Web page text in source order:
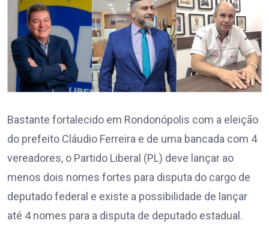
Bastante fortalecido em Rondonópolis com a eleição
do prefeito Cláudio Ferreira e de uma bancada com 4
vereadores, o Partido Liberal (PL) deve lançar ao
menos dois nomes fortes para disputa do cargo de
deputado federal e existe a possibilidade de lançar
até 4 nomes para a disputa de deputado estadual.